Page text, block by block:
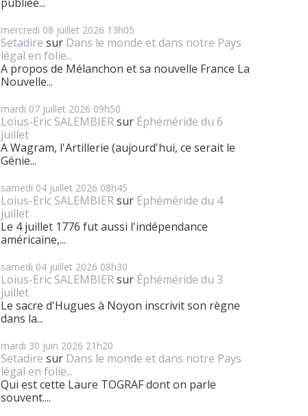
mercredi 08 juillet 2026 13h05
Setadire sur Dans le monde et dans notre Pays
légal en folie...
A propos de Mélanchon et sa nouvelle France La
Nouvelle...
mardi 07 juillet 2026 09h50
Loius-Eric SALEMBIERsur Éphéméride du 6
juillet
A Wagram, l'Artillerie (aujourd'hui, ce serait le
Génie...
samedi 04 juillet 2026 08h45
Loius-Eric SALEMBIERsur Éphéméride du 4
juillet
Le 4 juillet 1776 fut aussi l'indépendance
américaine,...
samedi 04 juillet 2026 08h30
Loius-Eric SALEMBIERsur Éphéméride du 3
juillet
Le sacre d'Hugues à Noyon inscrivit son règne
dans la...
mardi 30 juin 2026 21h20
Setadire sur Dans le monde et dans notre Pays
légal en folie...
Qui est cette Laure TOGRAF dont on parle
souvent....